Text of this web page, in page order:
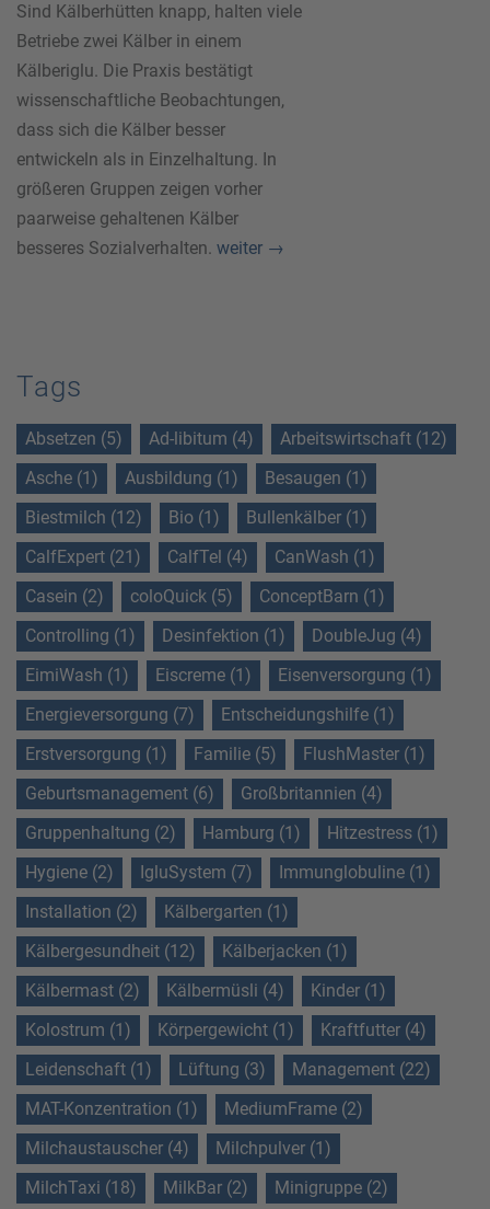
Sind Kälberhütten knapp, halten viele
Betriebe zwei Kälber in einem
Kälberiglu. Die Praxis bestätigt
wissenschaftliche Beobachtungen,
dass sich die Kälber besser
entwickeln als in Einzelhaltung. In
größeren Gruppen zeigen vorher
paarweise gehaltenen Kälber
besseres Sozialverhalten. weiter →
Tags
Absetzen (5) Ad-libitum (4)
Arbeitswirtschaft (12)
Asche (1)
Ausbildung (1)
Besaugen (1)
Biestmilch (12)
Bio (1)
Bullenkälber (1)
CalfExpert (21)
CalfTel (4)
CanWash (1)
Casein (2)
coloQuick (5)
ConceptBarn (1)
Controlling (1)
Desinfektion (1)
DoubleJug (4)
EimiWash (1)
Eiscreme (1)
Eisenversorgung (1)
Energieversorgung (7)
Entscheidungshilfe (1)
Erstversorgung (1)
Familie (5)
FlushMaster (1)
Geburtsmanagement (6)
Großbritannien (4)
Gruppenhaltung (2)
Hamburg (1)
Hitzestress (1)
Hygiene (2)
IgluSystem (7)
Immunglobuline (1)
Installation (2)
Kälbergarten (1)
Kälbergesundheit (12)
Kälberjacken (1)
Kälbermast (2)
Kälbermüsli (4)
Kinder (1)
Kolostrum (1)
Körpergewicht (1)
Kraftfutter (4)
Leidenschaft (1)
Lüftung (3)
Management (22)
MAT-Konzentration (1)
MediumFrame (2)
Milchaustauscher (4)
Milchpulver (1)
MilchTaxi (18)
MilkBar (2) Minigruppe (2)